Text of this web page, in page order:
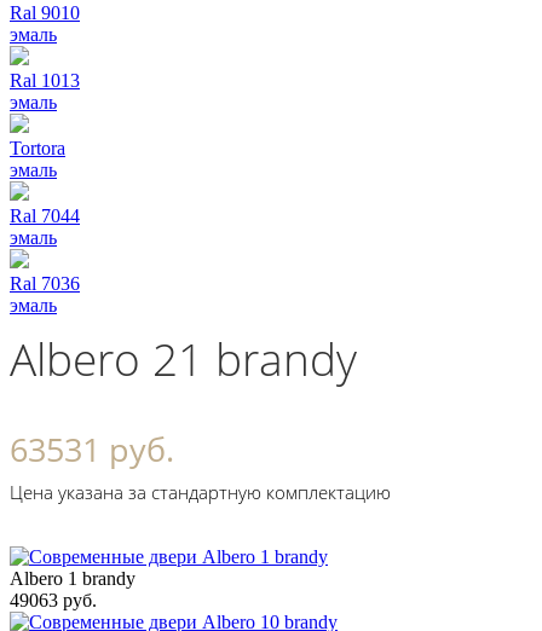
Ral 9010
эмаль
Ral 1013
эмаль
Tortora
эмаль
Ral 7044
эмаль
Ral 7036
эмаль
Albero 21 brandy
63531 руб.
Цена указана за стандартную комплектацию
Albero 1 brandy
49063 руб.